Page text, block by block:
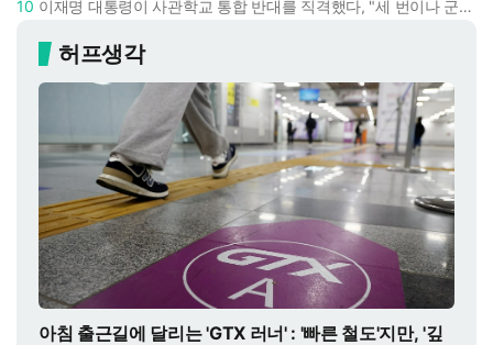
10
이재명 대통령이 사관학교 통합 반대를 직격했다, "세 번이나 군사 쿠데타 했는데 압도적 지위"
허프생각
아침 출근길에 달리는 'GTX 러너' : '빠른 철도'지만, '깊